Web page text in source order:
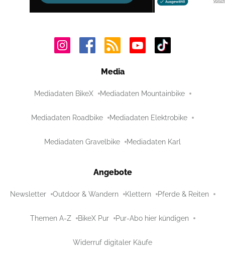
Media
Mediadaten BikeX Mediadaten Mountainbike
Mediadaten Roadbike Mediadaten Elektrobike
Mediadaten Gravelbike Mediadaten Karl
Angebote
Newsletter Outdoor & Wandern Klettern Pferde & Reiten
Themen A-Z BikeX Pur Pur-Abo hier kündigen
Widerruf digitaler Käufe